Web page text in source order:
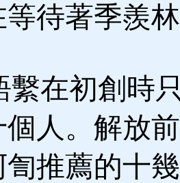
等待著季羨
在初創時
人。解放
訇推薦的十